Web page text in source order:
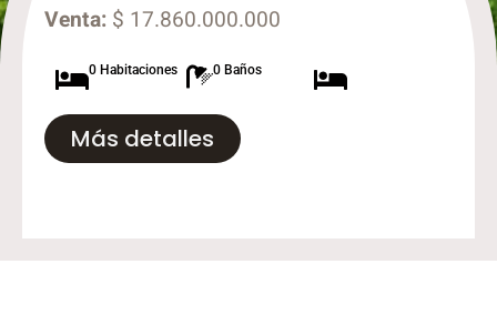
Venta: $ 17.860.000.000
0 Habitaciones 0 Baños
Más detalles